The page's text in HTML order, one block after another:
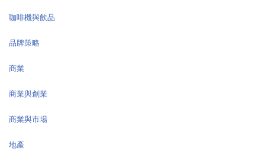
咖啡機與飲品
品牌策略
商業
商業與創業
商業與市場
地產